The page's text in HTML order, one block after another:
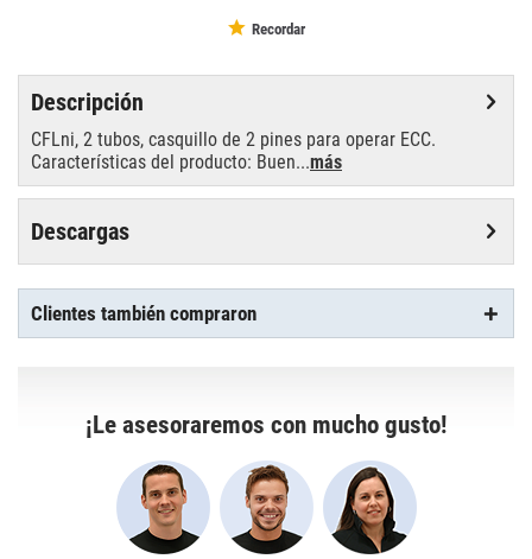
Recordar
Descripción
CFLni, 2 tubos, casquillo de 2 pines para operar ECC.
Características del producto: Buen...más
Descargas
Clientes también compraron
¡Le asesoraremos con mucho gusto!